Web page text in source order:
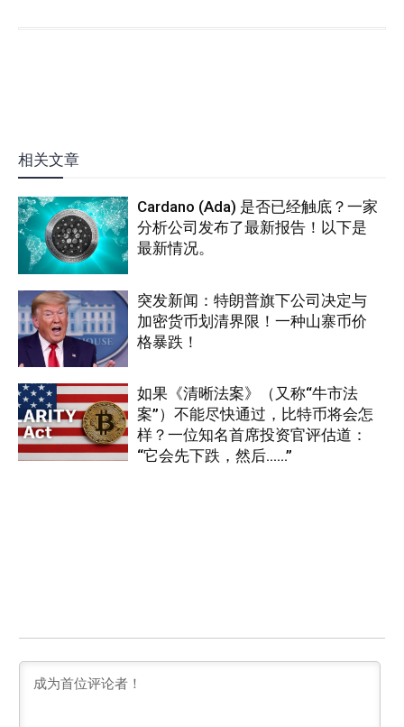
相关文章
Cardano (Ada) 是否已经触底？一家
分析公司发布了最新报告！以下是
最新情况。
突发新闻：特朗普旗下公司决定与
加密货币划清界限！一种山寨币价
格暴跌！
如果《清晰法案》（又称“牛市法
案”）不能尽快通过，比特币将会怎
样？一位知名首席投资官评估道：
“它会先下跌，然后……”